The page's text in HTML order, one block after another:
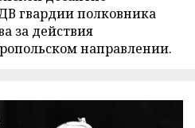
гвардии полковника
за действия
направлении.